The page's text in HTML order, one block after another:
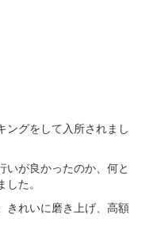
ングをして入所されまし
いが良かったのか、何と
た。
きれいに磨き上げ、高額